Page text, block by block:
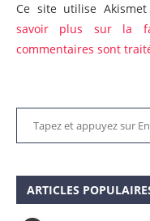
Ce site utilise
savoir plus sur la
commentaires sont
ARTICLES